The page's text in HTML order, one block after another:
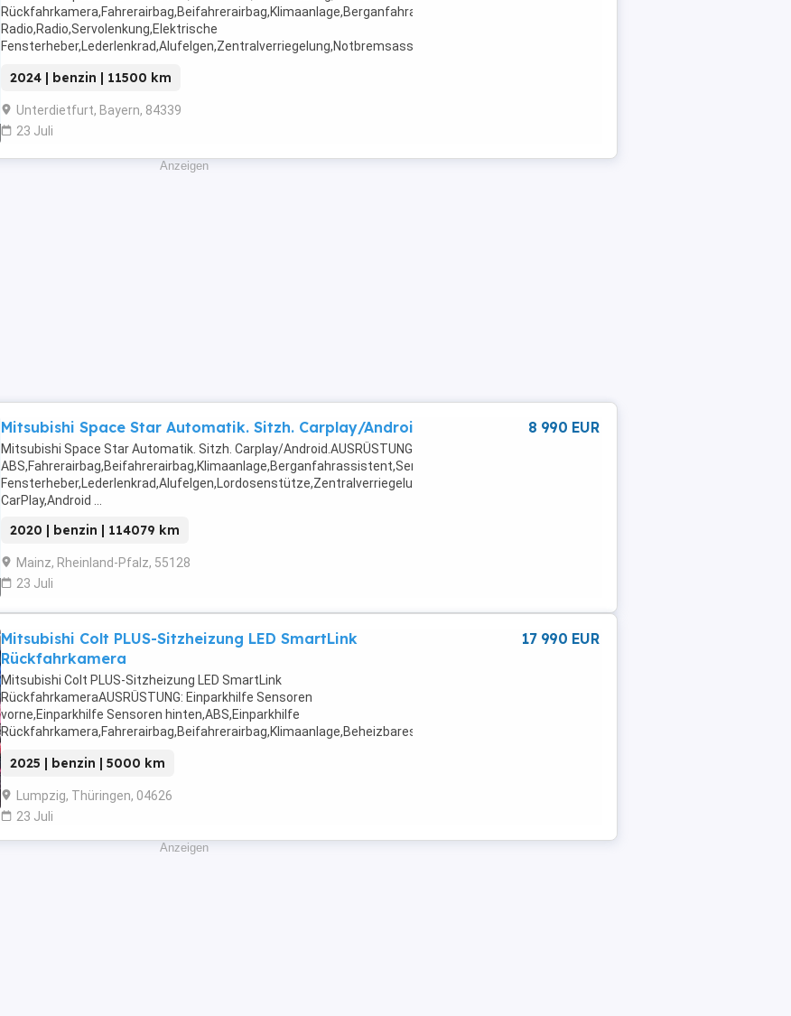
Rückfahrkamera,Fahrerairbag,Beifahrerairbag,Klimaanlage,Berganfahrassistent,DAB-
Radio,Radio,Servolenkung,Elektrische
Fensterheber,Lederlenkrad,Alufelgen,Zentralverriegelung,Notbremsassistent,teilb.
2024 | benzin | 11500 km
Unterdietfurt, Bayern, 84339
23 Juli
Anzeigen
Mitsubishi Space Star Automatik. Sitzh. Carplay/Android.
Mitsubishi Space Star Automatik. Sitzh. Carplay/Android.AUSRÜSTUNG:
ABS,Fahrerairbag,Beifahrerairbag,Klimaanlage,Berganfahrassistent,Servolenkung,Elektrische
CarPlay,Android ...
2020 | benzin | 114079 km
Mainz, Rheinland-Pfalz, 55128
23 Juli
8 990 EUR
Mitsubishi Colt PLUS-Sitzheizung LED SmartLink
Rückfahrkamera
Mitsubishi Colt PLUS-Sitzheizung LED SmartLink
RückfahrkameraAUSRÜSTUNG: Einparkhilfe Sensoren
vorne,Einparkhilfe Sensoren hinten,ABS,Einparkhilfe
Rückfahrkamera,Fahrerairbag,Beifahrerairbag,Klimaanlage,Beheizbares
Scheinwerfer,Servolenkung,Elektrische ...
2025 | benzin | 5000 km
Lumpzig, Thüringen, 04626
23 Juli
17 990 EUR
Anzeigen